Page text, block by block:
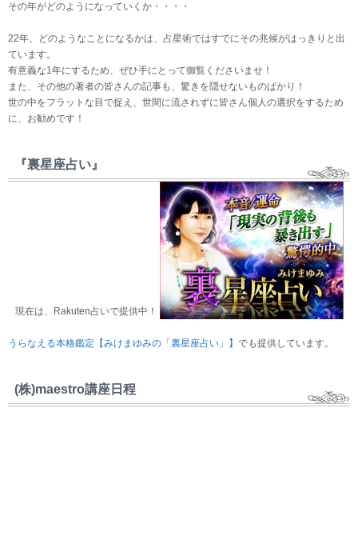
その年がどのようになっていくか・・・・
22年、どのようなことになるかは、占星術ではすでにその兆候がはっきりと出
ています。
有意義な1年にするため、ぜひ手にとって御覧くださいませ！
また、その他の著者の皆さんの記事も、驚きを隠せないものばかり！
世の中をフラットな目で捉え、世間に流されずに皆さん個人の選択をするため
に、お勧めです！
『裏星座占い』
現在は、Rakuten占いで提供中！
うらなえる本格鑑定【みけまゆみの「裏星座占い」】 でも提供しています。
(株)maestro講座日程